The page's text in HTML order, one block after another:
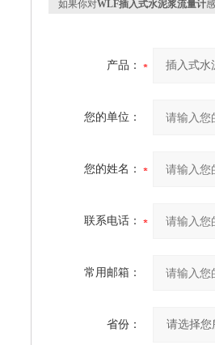
如果你对WLF插入式水泥浆流量计
产品：
您的单位：
您的姓名：
联系电话：
常用邮箱：
省份：